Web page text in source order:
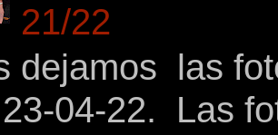
21/22
dejamos las
04-22. Las